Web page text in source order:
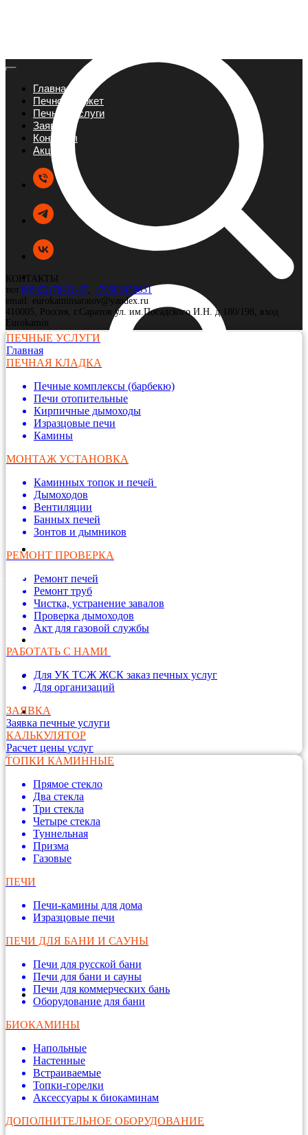
Главная
Печной маркет
Печные услуги
Заявка
Контакты
Акции
КОНТАКТЫ
тел 8(8452)78-32-37, +79603450631
email: eurokaminsaratov@yandex.ru
410005, Россия, г.Саратов ул. им.Посадского И.Н. д 180/198, вход
Eurokamin
ПЕЧНЫЕ УСЛУГИ
Главная
ПЕЧНАЯ КЛАДКА
Печные комплексы (барбекю)
Печи отопительные
Кирпичные дымоходы
Изразцовые печи
Камины
МОНТАЖ УСТАНОВКА
Каминных топок и печей
Дымоходов
Вентиляции
Банных печей
Зонтов и дымников
РЕМОНТ ПРОВЕРКА
Ремонт печей
Ремонт труб
Чистка, устранение завалов
Проверка дымоходов
Акт для газовой службы
РАБОТАТЬ С НАМИ
Для УК ТСЖ ЖСК заказ печных услуг
Для организаций
ЗАЯВКА
Заявка печные услуги
КАЛЬКУЛЯТОР
Расчет цены услуг
ТОПКИ КАМИННЫЕ
Прямое стекло
Два стекла
Три стекла
Четыре стекла
Туннельная
Призма
Газовые
ПЕЧИ
Печи-камины для дома
Изразцовые печи
ПЕЧИ ДЛЯ БАНИ И САУНЫ
Печи для русской бани
Печи для бани и сауны
Печи для коммерческих бань
Оборудование для бани
БИОКАМИНЫ
Напольные
Настенные
Встраиваемые
Топки-горелки
Аксессуары к биокаминам
ДОПОЛНИТЕЛЬНОЕ ОБОРУДОВАНИЕ